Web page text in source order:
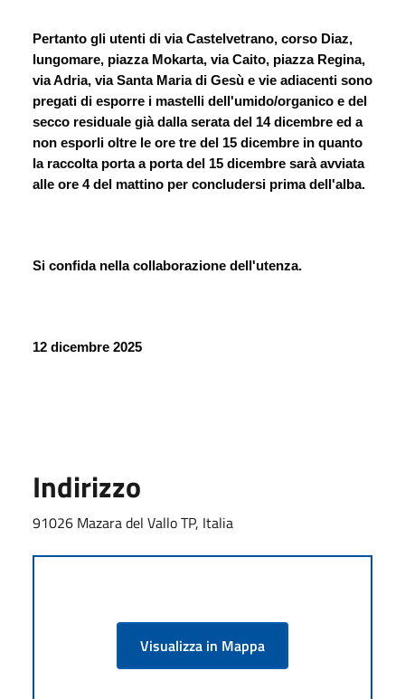
Pertanto gli utenti di via Castelvetrano, corso Diaz,
lungomare, piazza Mokarta, via Caito, piazza Regina,
via Adria, via Santa Maria di Gesù e vie adiacenti sono
pregati di esporre i mastelli dell'umido/organico e del
secco residuale già dalla serata del 14 dicembre ed a
non esporli oltre le ore tre del 15 dicembre in quanto
la raccolta porta a porta del 15 dicembre sarà avviata
alle ore 4 del mattino per concludersi prima dell'alba.
Si confida nella collaborazione dell'utenza.
12 dicembre 2025
Indirizzo
91026 Mazara del Vallo TP, Italia
Visualizza in Mappa